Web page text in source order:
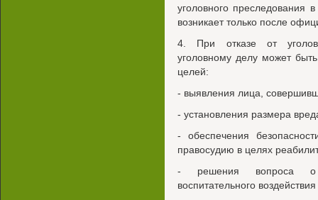
уголовного преследования
возникает только после
4. При отказе от
уголовному делу может
целей:
- выявления лица,
- установления размера
- обеспечения
правосудию в целях
- решения вопроса о
воспитательного